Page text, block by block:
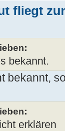
fliegt
bekannt.
bekannt,
erklären